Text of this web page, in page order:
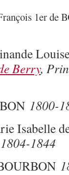
1er de
Berry,
1800-
Isabelle
1804-1844